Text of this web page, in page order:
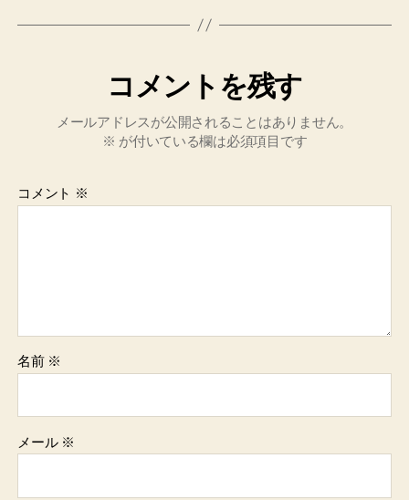
コメントを残す
メールアドレスが公開されることはありません。
※ が付いている欄は必須項目です
コメント ※
名前 ※
メール ※